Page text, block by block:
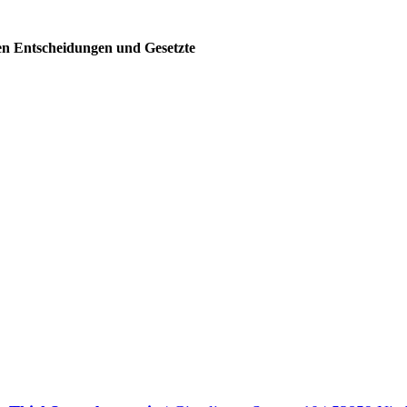
Entscheidungen und Gesetzte